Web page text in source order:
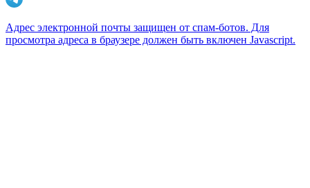
Адрес электронной почты защищен от спам-ботов. Для
просмотра адреса в браузере должен быть включен Javascript.